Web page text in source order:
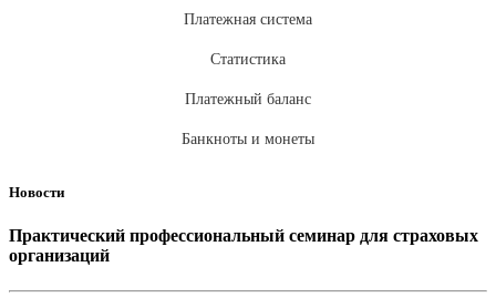
Платежная система
Статистика
Платежный баланс
Банкноты и монеты
Новости
Практический профессиональный семинар для страховых
организаций